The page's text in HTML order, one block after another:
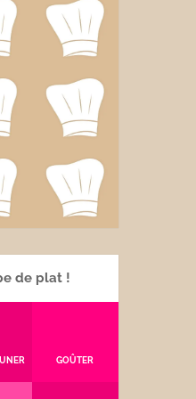
de plat !
GOÛTER